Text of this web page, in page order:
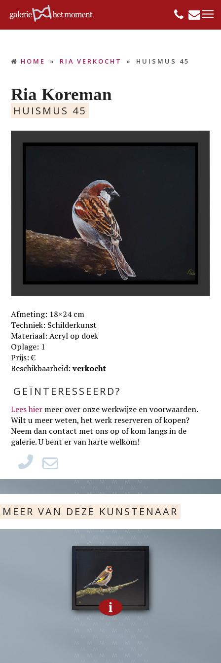
HOME » RIA VERKOCHT » HUISMUS 45
Ria Koreman
HUISMUS 45
Afmeting: 18×24 cm
Techniek: Schilderkunst
Materiaal: Acryl op doek
Oplage: 1
Prijs: €
Beschikbaarheid:verkocht
GEÏNTERESSEERD?
Lees hier meer over onze werkwijze en voorwaarden.
Wilt u meer weten, het werk reserveren of kopen?
Neem dan contact met ons op of kom langs in de
galerie. U bent er van harte welkom!
MEER VAN DEZE KUNSTENAAR
i